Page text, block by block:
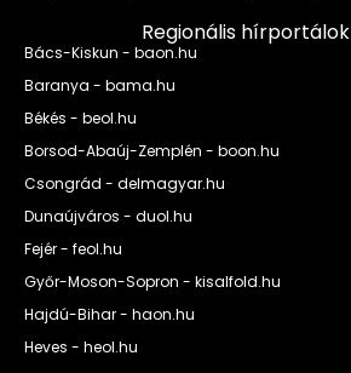
Regionális hírportálok
Bács-Kiskun - baon.hu
Baranya - bama.hu
Békés - beol.hu
Borsod-Abaúj-Zemplén - boon.hu
Csongrád - delmagyar.hu
Dunaújváros - duol.hu
Fejér - feol.hu
Győr-Moson-Sopron - kisalfold.hu
Hajdú-Bihar - haon.hu
Heves - heol.hu